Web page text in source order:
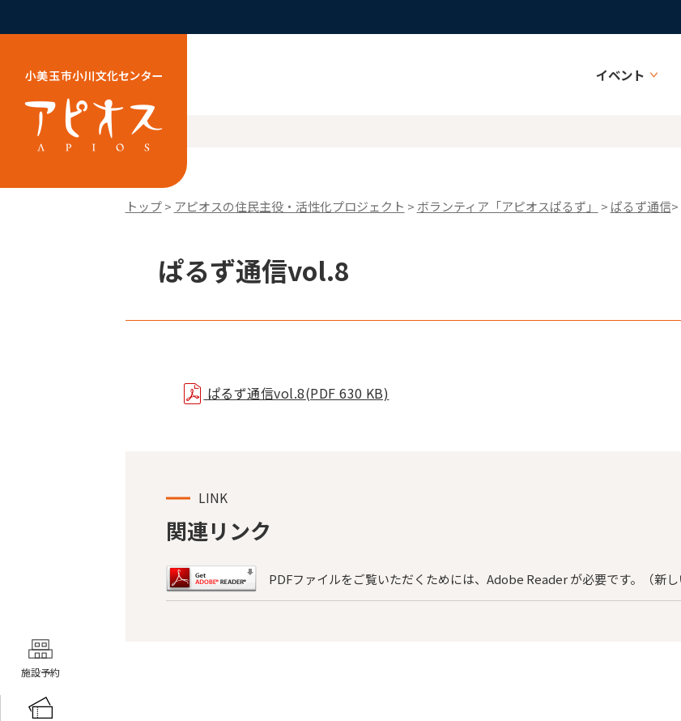
イベント
施設予約
トップ> アピオスの住民主役・活性化プロジェクト > ボランティア「アピオスぱるず」 > ぱるず通信>
ぱるず通信vol.8
ぱるず通信vol.8(PDF 630 KB)
LINK
関連リンク
PDFファイルをご覧いただくためには、Adobe Reader が必要です。（新し